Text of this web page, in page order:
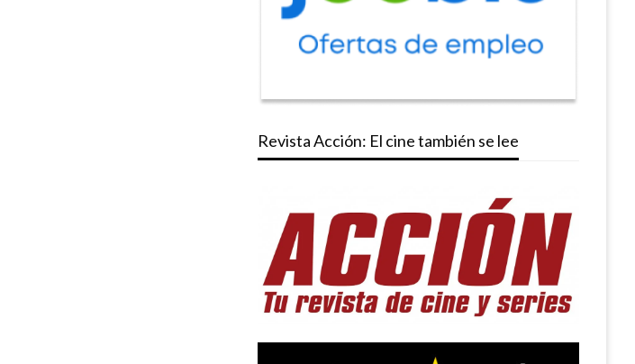
Revista Acción: El cine también se lee